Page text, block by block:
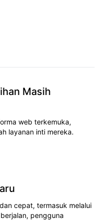
Masih
web terkemuka,
layanan inti mereka.
cepat, termasuk melalui
pengguna